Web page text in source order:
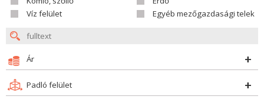
Víz felület
Egyéb mezőgazdasági telek
Ár
Padló felület